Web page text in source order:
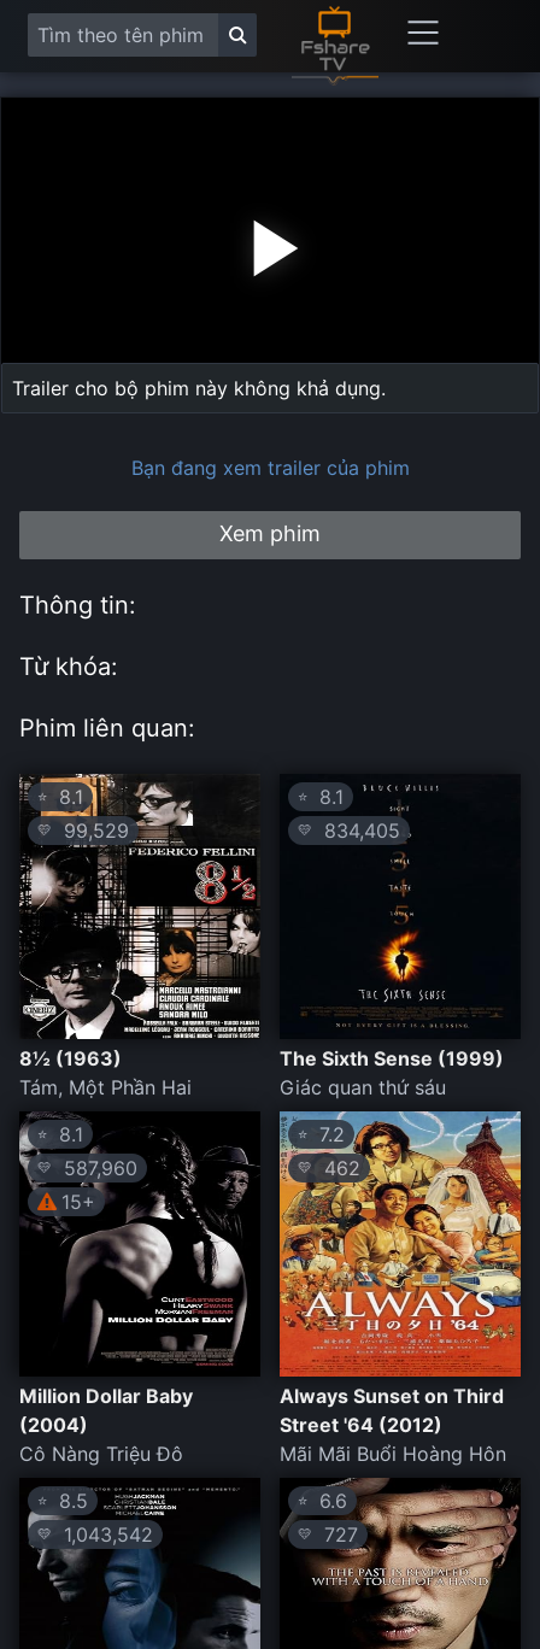
Trailer cho bộ phim này không khả dụng.
Bạn đang xem trailer của phim
Xem phim
Thông tin:
Từ khóa:
Phim liên quan:
⭐ 8.1
💛 99,529
8½ (1963)
Tám, Một Phần Hai
⭐ 8.1
💛 834,405
The Sixth Sense (1999)
Giác quan thứ sáu
⭐ 8.1
💛
587,960
15+
Million Dollar Baby
(2004)
Cô Nàng Triệu Đô
⭐ 7.2
💛 462
Always Sunset on Third
Street '64 (2012)
Mãi Mãi Buổi Hoàng Hôn
⭐ 8.5
💛 1,043,542
⭐ 6.6
💛 727